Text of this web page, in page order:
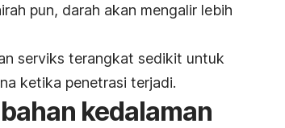
pun, darah akan mengalir lebih
serviks terangkat sedikit untuk
ketika penetrasi terjadi.
kedalaman